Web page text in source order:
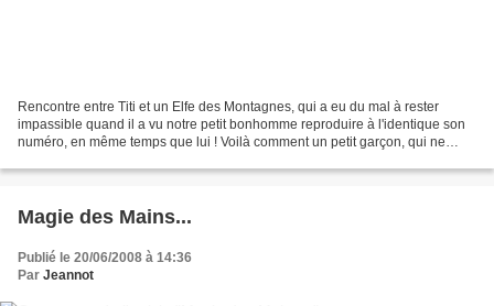
Rencontre entre Titi et un Elfe des Montagnes, qui a eu du mal à rester
impassible quand il a vu notre petit bonhomme reproduire à l'identique son
numéro, en même temps que lui ! Voilà comment un petit garçon, qui ne
Magie des Mains...
Publié le 20/06/2008 à 14:36
Par Jeannot